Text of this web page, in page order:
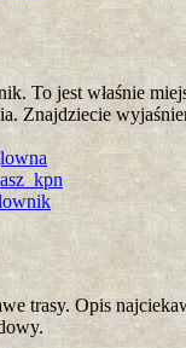
To jest właśnie
Znajdziecie
trasy. Opis